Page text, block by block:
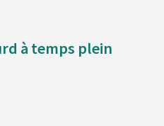
à temps plein